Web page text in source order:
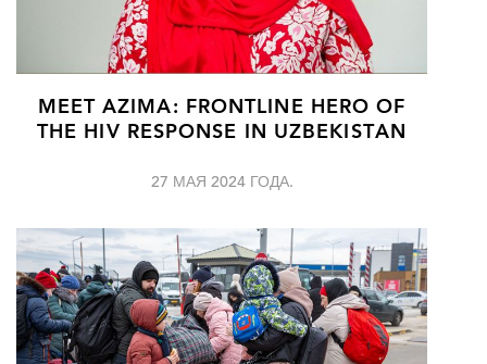
MEET AZIMA: FRONTLINE HERO OF
THE HIV RESPONSE IN UZBEKISTAN
27 МАЯ 2024 ГОДА.